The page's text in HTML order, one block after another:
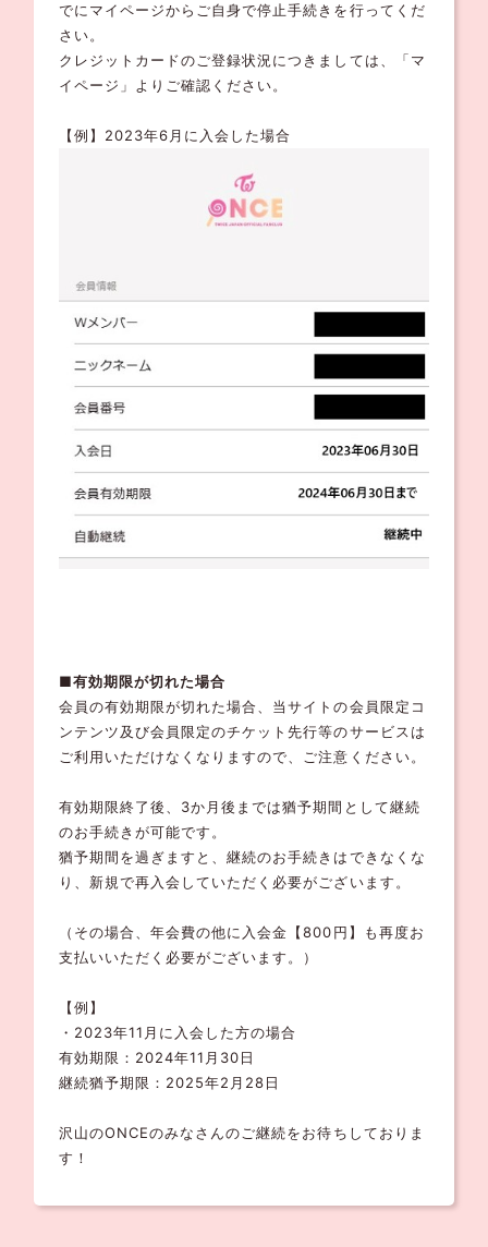
でにマイページからご自身で停止手続きを行ってくだ
さい。
クレジットカードのご登録状況につきましては、「マ
イページ」よりご確認ください。
【例】2023年6月に入会した場合
■有効期限が切れた場合
会員の有効期限が切れた場合、当サイトの会員限定コ
ンテンツ及び会員限定のチケット先行等のサービスは
ご利用いただけなくなりますので、ご注意ください。
有効期限終了後、3か月後までは猶予期間として継続
のお手続きが可能です。
猶予期間を過ぎますと、継続のお手続きはできなくな
り、新規で再入会していただく必要がございます。
（その場合、年会費の他に入会金【800円】も再度お
支払いいただく必要がございます。）
【例】
・2023年11月に入会した方の場合
有効期限：2024年11月30日
継続猶予期限：2025年2月28日
沢山のONCEのみなさんのご継続をお待ちしておりま
す！